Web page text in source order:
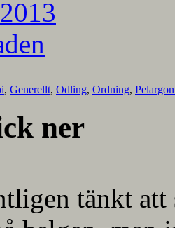
, Generellt, Odling, Ordning,
ner
tänkt